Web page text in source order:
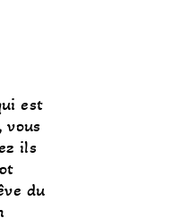
est
vous
ils
du